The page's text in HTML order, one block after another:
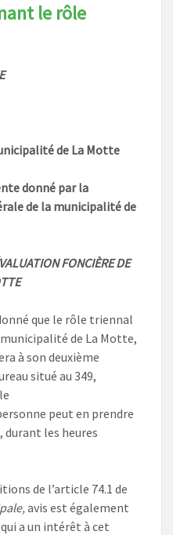
le rôle
de La Motte
donné par la
de la municipalité de
FONCIÈRE DE
que le rôle triennal
de La Motte,
à son deuxième
situé au 349,
peut en prendre
durant les heures
de l’article 74.1 de
avis est également
a un intérêt à cet